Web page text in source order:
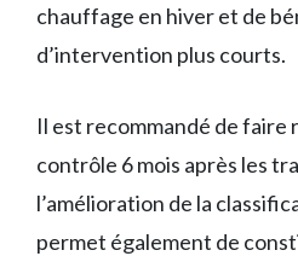
chauffage en hiver et de
d’intervention plus courts.
Il est recommandé de faire
contrôle 6 mois après les
l’amélioration de la
permet également de